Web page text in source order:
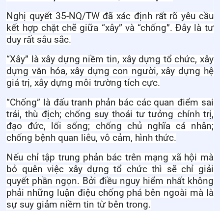
Nghị quyết 35-NQ/TW đã xác định rất rõ yêu cầu
kết hợp chặt chẽ giữa “xây” và “chống”. Đây là tư
duy rất sâu sắc.
“Xây” là xây dựng niềm tin, xây dựng tổ chức, xây
dựng văn hóa, xây dựng con người, xây dựng hệ
giá trị, xây dựng môi trường tích cực.
“Chống” là đấu tranh phản bác các quan điểm sai
trái, thù địch; chống suy thoái tư tưởng chính trị,
đạo đức, lối sống; chống chủ nghĩa cá nhân;
chống bệnh quan liêu, vô cảm, hình thức.
Nếu chỉ tập trung phản bác trên mạng xã hội mà
bỏ quên việc xây dựng tổ chức thì sẽ chỉ giải
quyết phần ngọn. Bởi điều nguy hiểm nhất không
phải những luận điệu chống phá bên ngoài mà là
sự suy giảm niềm tin từ bên trong.